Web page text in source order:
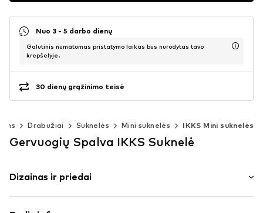
Nuo 3 - 5 darbo dienų
Galutinis numatomas pristatymo laikas bus nurodytas tavo
krepšelyje.
30 dienų grąžinimo teisė
Drabužiai Suknelės Mini suknelės IKKS Mini suknelės
Gervuogių Spalva IKKS Suknelė
Dizainas ir priedai